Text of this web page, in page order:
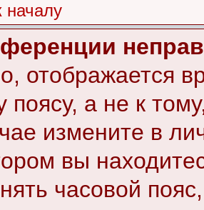
началу
отображается
поясу, а не к
измените в
вы
часовой